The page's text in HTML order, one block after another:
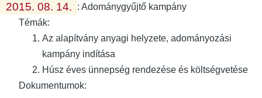
2015. 08. 14. :Adománygyűjtő kampány
Témák:
Az alapítvány anyagi helyzete, adományozási
kampány indítása
Húsz éves ünnepség rendezése és költségvetése
Dokumentumok: